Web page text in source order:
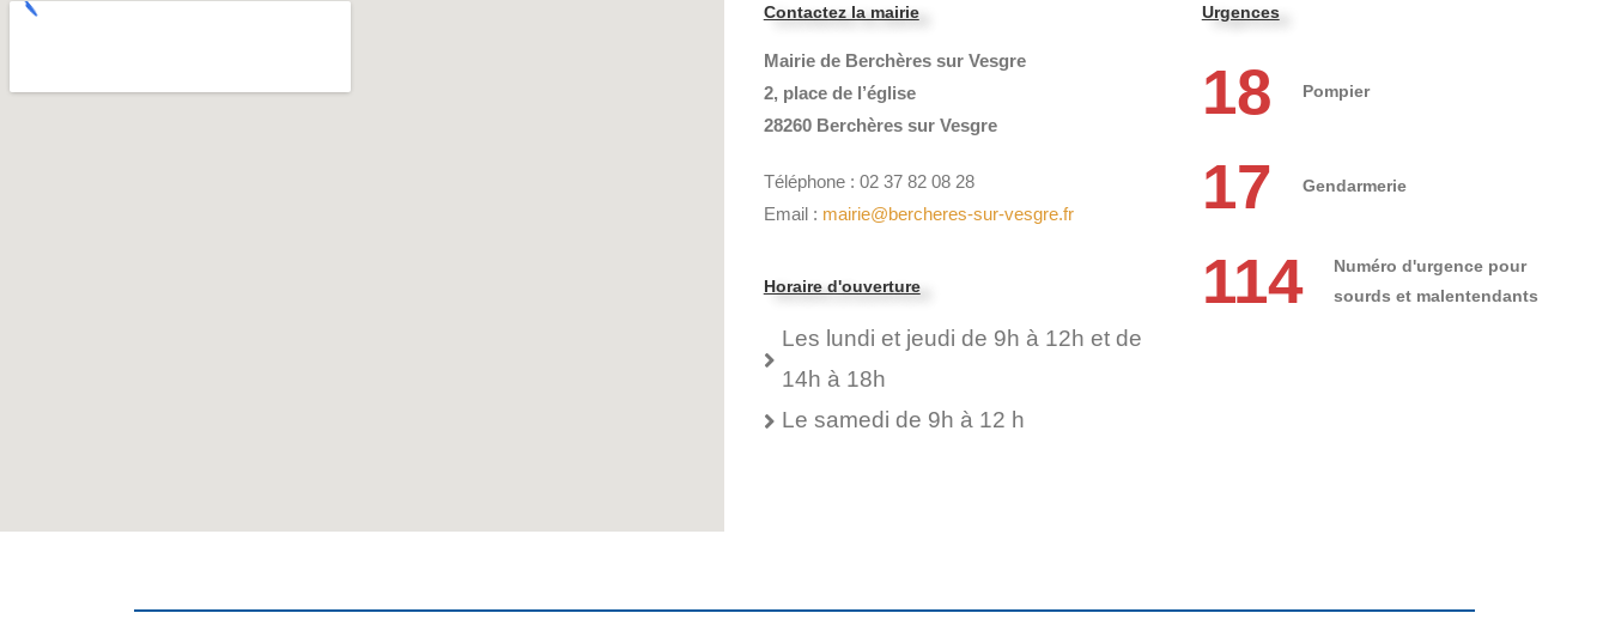
Contactez la mairie
Mairie de Berchères sur Vesgre
2, place de l’église
28260 Berchères sur Vesgre
Téléphone : 02 37 82 08 28
Email : mairie@bercheres-sur-vesgre.fr
Horaire d'ouverture
Les lundi et jeudi de 9h à 12h et de
14h à 18h
Le samedi de 9h à 12 h
Urgences
18 Pompier
17 Gendarmerie
114
Numéro d'urgence pour
sourds et malentendants